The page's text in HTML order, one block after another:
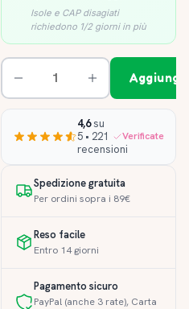
Isole e CAP disagiati
richiedono 1/2 giorni in più
4,6su
5 • 221
recensioni
Verificate
Spedizione gratuita
Per ordini sopra i 89€
Reso facile
Entro 14 giorni
Pagamento sicuro
PayPal (anche 3 rate), Carta